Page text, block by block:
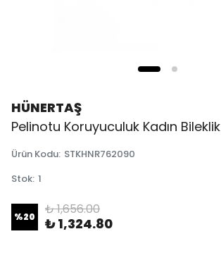
HÜNERTAŞ
Pelinotu Koruyuculuk Kadın Bileklik
Ürün Kodu: STKHNR762090
Stok: 1
%20 ₺ 1,656.00
₺ 1,324.80